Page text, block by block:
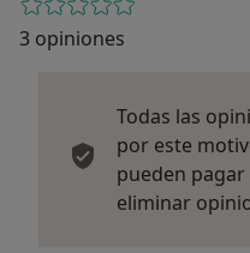
3 opiniones
Todas las
por este
pueden
eliminar